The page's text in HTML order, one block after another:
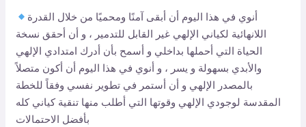
أنوي في هذا اليوم أن أبقى آمنًا ومحميًا من خلال القدرة
اللانهائية لكياني الإلهي غير القابل للتدمير ، و أن أحقق نسخة
الحياة التي أحملها بداخلي و أسمح بأن أدرك امتدادي الإلهي
والأبدي بسهولة و يسر ، و أنوي في هذا اليوم أن أكون متصلاً
بالمصدر الإلهي و أن أستمر في تطوير نفسي وفقاً للخطة
المقدسة لوجودي الإلهي وقوتها التي أطلب منها تنقية كياني كله
بأفضل الاحتمالات